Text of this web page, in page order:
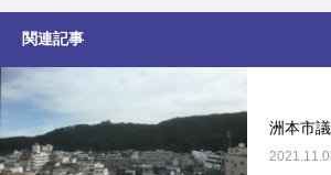
関連記事
洲本市